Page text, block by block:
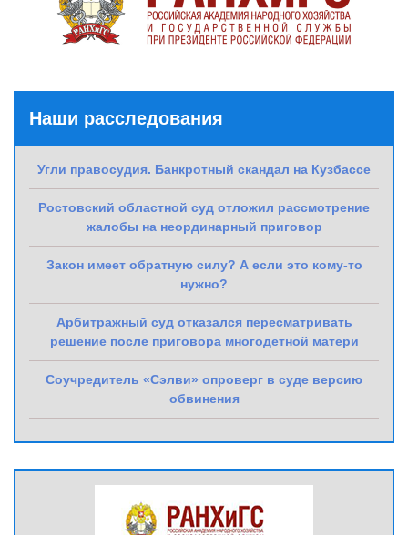
Наши расследования
Угли правосудия. Банкротный скандал на Кузбассе
Ростовский областной суд отложил рассмотрение
жалобы на неординарный приговор
Закон имеет обратную силу? А если это кому-то
нужно?
Арбитражный суд отказался пересматривать
решение после приговора многодетной матери
Соучредитель «Сэлви» опроверг в суде версию
обвинения